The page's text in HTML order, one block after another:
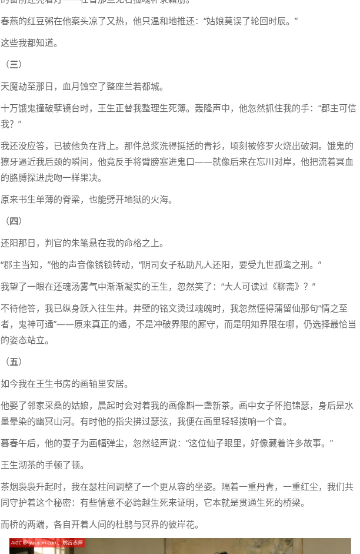
春燕的红豆粥在他案头凉了又热，他只温和地推还：“姑娘莫误了轮回时辰。”
这些我都知道。
（三）
天魔劫至那日，血月蚀空了整座兰若都城。
十万饿鬼撞破孽镜台时，王生正替我整理生死簿。轰隆声中，他忽然抓住我的手：“郡主可信
我？”
我还没应答，已被他负在背上。那件总浆洗得挺括的青衫，顷刻被修罗火烧出破洞。饿鬼的
獠牙逼近我后颈的瞬间，他竟反手将臂膀塞进鬼口——就像后来在忘川对岸，他把流着冥血
的胳膊探进虎吻一样果决。
原来书生单薄的脊梁，也能劈开地狱的火海。
（四）
还阳那日，判官的朱笔悬在我的命格之上。
“郡主当知，”他的声音像锈锁转动，“阴司女子私助凡人还阳，要受九世孤鸾之刑。”
我望了一眼在还魂汤雾气中渐渐凝实的王生，忽然笑了：“大人可读过《聊斋》？”
不待他答，我已纵身跃入往生井。井壁的铭文烫过魂魄时，我忽然懂得蒲留仙那句“情之至
者，鬼神可通”——原来真正的通，不是冲破界限的厮守，而是明知界限在哪，仍选择最恰当
的姿态站立。
（五）
如今我在王生书房的画轴里安居。
他娶了邻家采桑的姑娘，晨起时会对着我的画像斟一盏新茶。画中女子怀抱锦瑟，身后是水
墨晕染的幽冥山河。有时他的指尖拂过瑟弦，我便在画里轻轻拨响一个音。
暮春午后，他的妻子为画幅弹尘，忽然轻声说：“这位仙子眼里，好像藏着许多故事。”
王生沏茶的手顿了顿。
茶烟袅袅升起时，我在瑟柱间调整了一个更从容的坐姿。隔着一重丹青，一重红尘，我们共
同守护着这个秘密：有些情意不必跨越生死来证明，它本就是贯通生死的桥梁。
而桥的两端，各自开着人间的杜鹃与冥界的彼岸花。